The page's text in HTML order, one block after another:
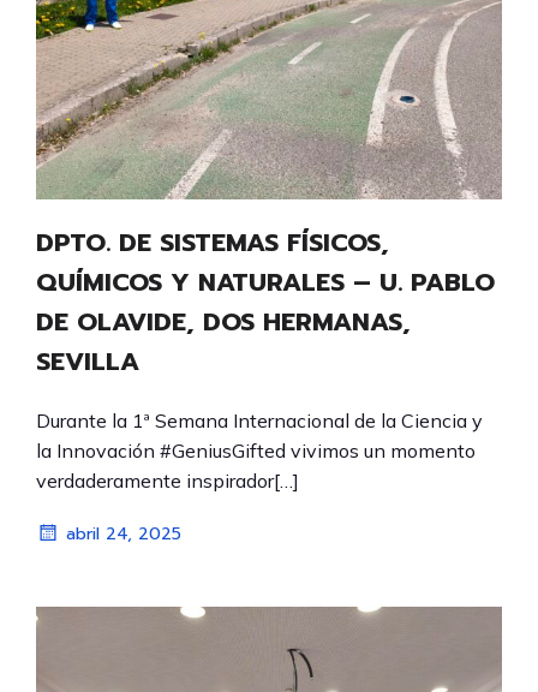
DPTO. DE SISTEMAS FÍSICOS,
QUÍMICOS Y NATURALES – U. PABLO
DE OLAVIDE, DOS HERMANAS,
SEVILLA
Durante la 1ª Semana Internacional de la Ciencia y
la Innovación #GeniusGifted vivimos un momento
verdaderamente inspirador[…]
abril 24, 2025